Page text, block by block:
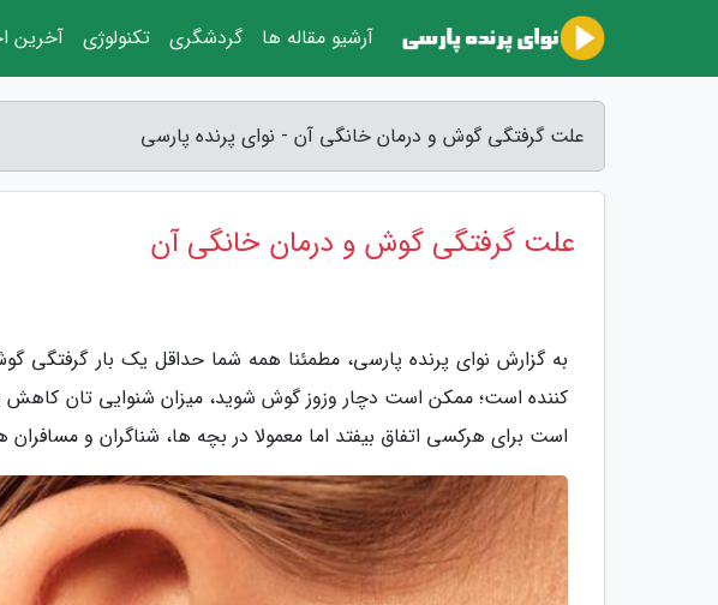
علت گرفتگی گوش و درمان خانگی آن - نوای پرنده پارسی
علت گرفتگی گوش و درمان خانگی آن
به گزارش نوای پرنده پارسی، مطمئنا همه شما حداقل یک بار گرفتگی
کننده است؛ ممکن است دچار وزوز گوش شوید، میزان شنوایی تان کاهش
است برای هرکسی اتفاق بیفتد اما معمولا در بچه ها، شناگران و مسافران
آرشیو مقاله ها گردشگری تکنولوژی آخرین